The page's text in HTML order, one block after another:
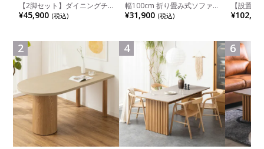
【2脚セット】ダイニングチ
ェア 木製 LUGA 肘付き チェ
ア 天然木 リビング椅子 板座
ュラル ブラウン 完成品
¥45,900 (税込)
2
幅100cm 折り畳み式ソファ
ベッド コンパクト リクライ
ニング カウチスタイル 省ス
¥31,900 (税込)
4
【設置
チンカウ
板 引き出
れ ウッデ
ル グレー
6